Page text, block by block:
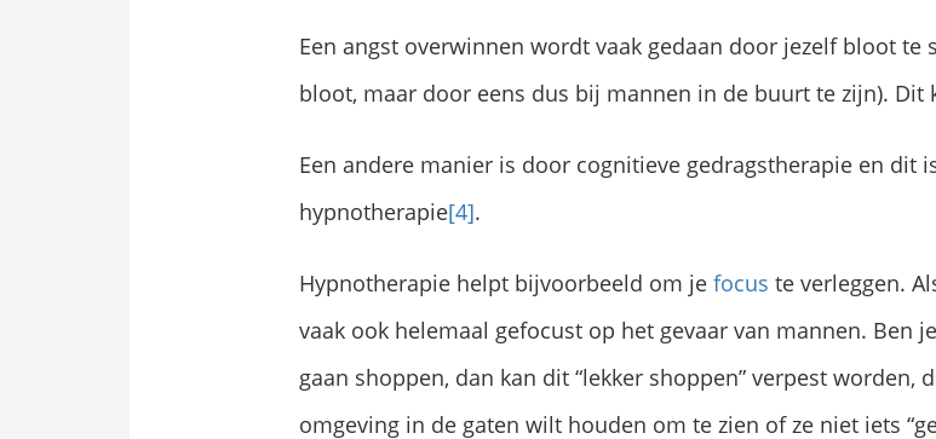
Een angst overwinnen wordt vaak gedaan door jezelf bloot
bloot, maar door eens dus bij mannen in de buurt te zijn). Dit
Een andere manier is door cognitieve gedragstherapie en dit
hypnotherapie[4].
Hypnotherapie helpt bijvoorbeeld om je focus te verleggen.
vaak ook helemaal gefocust op het gevaar van mannen. Ben
gaan shoppen, dan kan dit “lekker shoppen” verpest
omgeving in de gaten wilt houden om te zien of ze niet iets